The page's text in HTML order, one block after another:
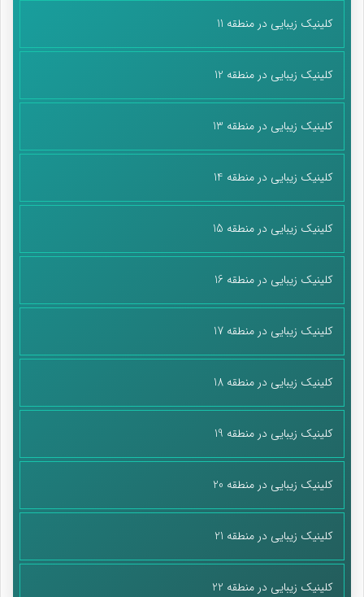
کلینیک زیبایی در منطقه 11
کلینیک زیبایی در منطقه 12
کلینیک زیبایی در منطقه 13
کلینیک زیبایی در منطقه 14
کلینیک زیبایی در منطقه 15
کلینیک زیبایی در منطقه 16
کلینیک زیبایی در منطقه 17
کلینیک زیبایی در منطقه 18
کلینیک زیبایی در منطقه 19
کلینیک زیبایی در منطقه 20
کلینیک زیبایی در منطقه 21
کلینیک زیبایی در منطقه 22